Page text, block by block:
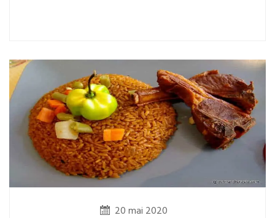
20 mai 2020